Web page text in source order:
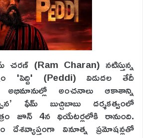
(Ram Charan) నటిస్తున్న
'పెద్ది' (Peddi) విడుదల తేదీ
అభిమానుల్లో అంచనాలు ఆకాశాన్ని
ఫేమ్ బుచ్చిబాబు దర్శకత్వంలో
జూన్ 4న థియేటర్లలోకి రానుంది.
దేశవ్యాప్తంగా వినూత్న ప్రమోషన్లతో